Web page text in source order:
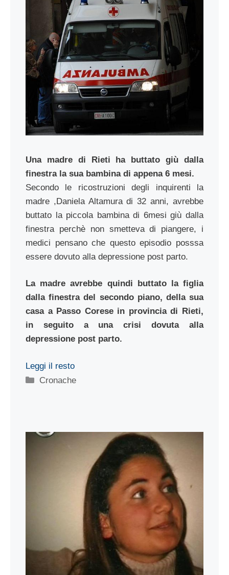
Una madre di Rieti ha buttato giù dalla
finestra la sua bambina di appena 6 mesi.
Secondo le ricostruzioni degli inquirenti la
madre ,Daniela Altamura di 32 anni, avrebbe
buttato la piccola bambina di 6mesi giù dalla
finestra perchè non smetteva di piangere, i
medici pensano che questo episodio posssa
essere dovuto alla depressione post parto.
La madre avrebbe quindi buttato la figlia
dalla finestra del secondo piano, della sua
casa a Passo Corese in provincia di Rieti,
in seguito a una crisi dovuta alla
depressione post parto.
Leggi il resto
Categorie
Cronache